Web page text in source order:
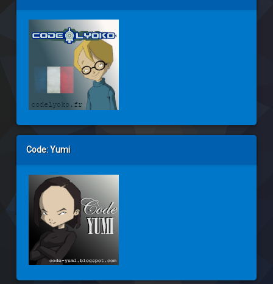
Code: Yumi